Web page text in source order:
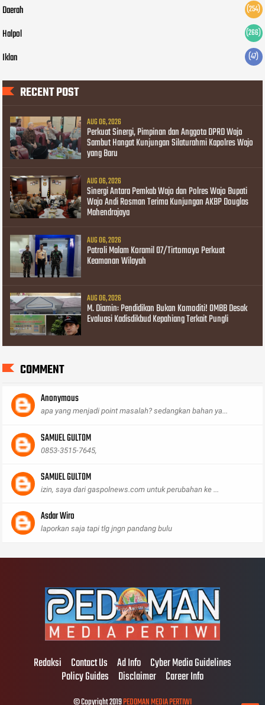
Daerah (254)
Halpol (266)
Iklan (47)
RECENT POST
AUG 06, 2026
Perkuat Sinergi, Pimpinan dan Anggota DPRD Wajo
Sambut Hangat Kunjungan Silaturahmi Kapolres Wajo
yang Baru
AUG 06, 2026
Sinergi Antara Pemkab Wajo dan Polres Wajo Bupati
Wajo Andi Rosman Terima Kunjungan AKBP Douglas
Mahendrajaya
AUG 06, 2026
Patroli Malam Koramil 07/Tirtomoyo Perkuat
Keamanan Wilayah
AUG 06, 2026
M. Diamin: Pendidikan Bukan Komoditi! OMBB Desak
Evaluasi Kadisdikbud Kepahiang Terkait Pungli
COMMENT
Anonymous
apa yang menjadi point masalah? sedangkan bahan ya...
SAMUEL GULTOM
0853-3515-7645,
SAMUEL GULTOM
izin, saya dari gaspolnews.com untuk perubahan ke ...
Asdar Wiro
laporkan saja tapi tlg jngn pandang bulu
Redaksi Contact Us Ad Info Cyber Media Guidelines
Policy Guides Disclaimer Career Info
© Copyright 2019PEDOMAN MEDIA PERTIWI